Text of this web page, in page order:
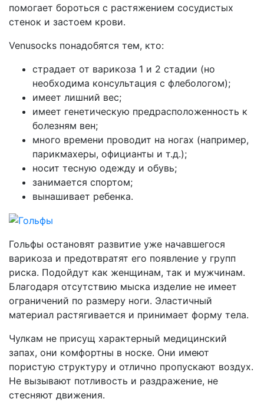
помогает бороться с растяжением сосудистых
стенок и застоем крови.
Venusocks понадобятся тем, кто:
страдает от варикоза 1 и 2 стадии (но
необходима консультация с флебологом);
имеет лишний вес;
имеет генетическую предрасположенность к
болезням вен;
много времени проводит на ногах (например,
парикмахеры, официанты и т.д.);
носит тесную одежду и обувь;
занимается спортом;
вынашивает ребенка.
Гольфы остановят развитие уже начавшегося
варикоза и предотвратят его появление у групп
риска. Подойдут как женщинам, так и мужчинам.
Благодаря отсутствию мыска изделие не имеет
ограничений по размеру ноги. Эластичный
материал растягивается и принимает форму тела.
Чулкам не присущ характерный медицинский
запах, они комфортны в носке. Они имеют
пористую структуру и отлично пропускают воздух.
Не вызывают потливость и раздражение, не
стесняют движения.